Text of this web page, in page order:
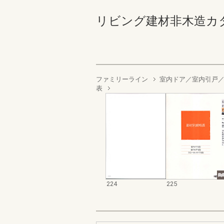
リビング建材非木造カ
ファミリーライン 室内ドア／室内引戸
表
224 225